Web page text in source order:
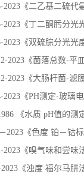
2023《二乙基二硫
2023《丁二酮肟分光
2023《双硫腙分光光
2023《菌落总数-平
2023《大肠杆菌-滤
2023《PH测定-玻璃
《水质 pH值的测
2023《色度 铂－钴
2023《嗅气味和尝味
2023《浊度 福尔马肼